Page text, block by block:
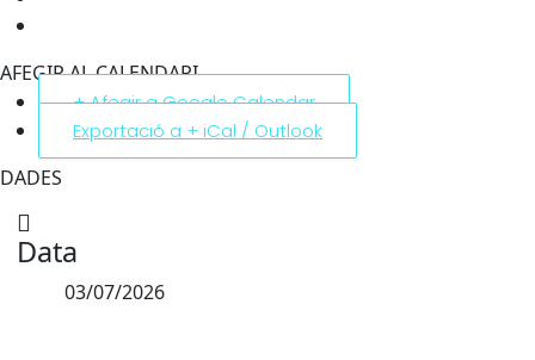
AFEGIR AL CALENDARI
+ Afegir a Google Calendar
Exportació a + iCal / Outlook
DADES
Data
03/07/2026